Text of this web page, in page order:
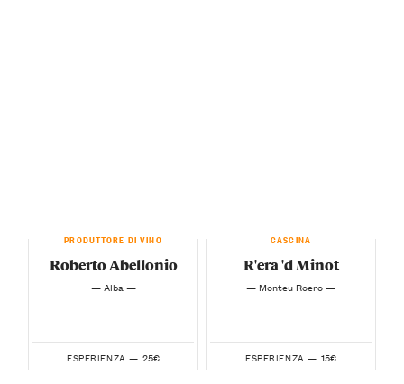
PRODUTTORE DI VINO
Roberto Abellonio
— Alba —
ESPERIENZA — 25€
CASCINA
R'era 'd Minot
— Monteu Roero —
ESPERIENZA — 15€